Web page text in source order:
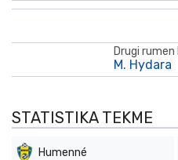
Drugi
M. Hydara
STATISTIKA TEKME
Humenné